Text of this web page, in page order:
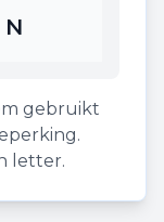
N
gebruikt
letter.